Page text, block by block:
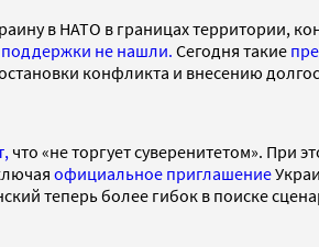
в НАТО в границах территории,
поддержки не нашли. Сегодня такие
конфликта и внесению
что «не торгует суверенитетом». При
официальное приглашение
теперь более гибок в поиске